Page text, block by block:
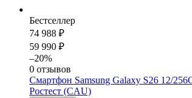
Бестселлер
74 988 ₽
59 990 ₽
–20%
0 отзывов
Смартфон Samsung Galaxy S26 12/
Ростест (CAU)